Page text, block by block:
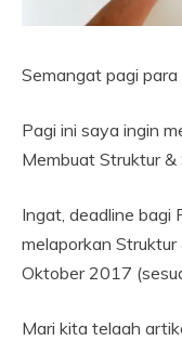
Semangat pagi
Pagi ini saya ingin
Membuat Struktur &
Ingat, deadline bagi
melaporkan
Oktober 2017
Mari kita telaah